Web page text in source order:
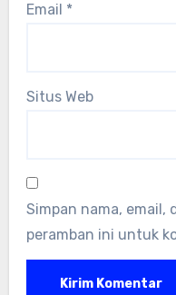
Email *
Situs Web
Simpan nama, email,
peramban ini untuk